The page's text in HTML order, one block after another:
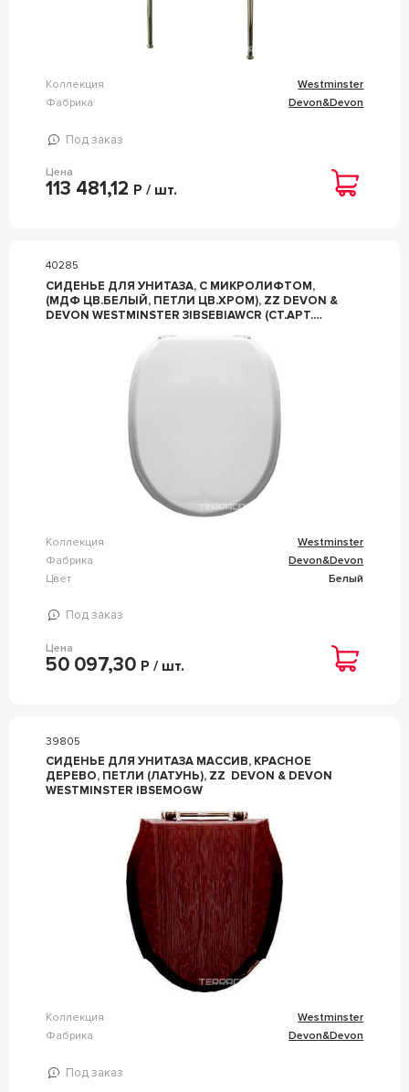
Коллекция
Westminster
Фабрика
Devon&Devon
Под заказ
Цена
113 481,12 Р / шт.
40285
СИДЕНЬЕ ДЛЯ УНИТАЗА, С МИКРОЛИФТОМ,
(МДФ ЦВ.БЕЛЫЙ, ПЕТЛИ ЦВ.ХРОМ), ZZ DEVON &
DEVON WESTMINSTER 3IBSEBIAWCR (СТ.АРТ.
Коллекция
Westminster
Фабрика
Devon&Devon
Цвет
Белый
Под заказ
Цена
50 097,30 Р / шт.
39805
СИДЕНЬЕ ДЛЯ УНИТАЗА МАССИВ, КРАСНОЕ
ДЕРЕВО, ПЕТЛИ (ЛАТУНЬ), ZZ DEVON & DEVON
WESTMINSTER IBSEMOGW
Коллекция
Westminster
Фабрика
Devon&Devon
Под заказ